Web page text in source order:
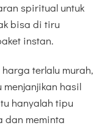
spiritual untuk
bisa di tiru
instan.
terlalu murah,
hasil
hanyalah tipu
dan meminta